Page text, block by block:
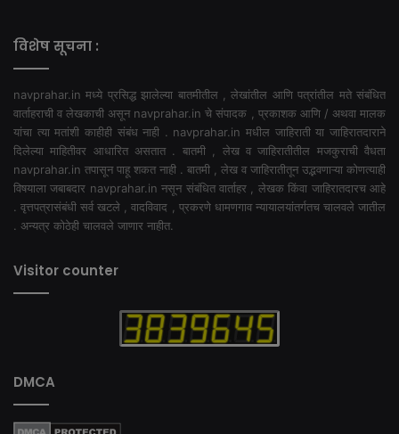
विशेष सूचना :
navprahar.in मध्ये प्रसिद्ध झालेल्या बातमीतील , लेखांतील आणि पत्रांतील मते संबंधित
वार्ताहराची व लेखकाची असून navprahar.in चे संपादक , प्रकाशक आणि / अथवा मालक
यांचा त्या मतांशी काहीही संबंध नाही . navprahar.in मधील जाहिराती या जाहिरातदाराने
दिलेल्या माहितीवर आधारित असतात . बातमी , लेख व जाहिरातीतील मजकुराची वैधता
navprahar.in तपासून पाहू शकत नाही . बातमी , लेख व जाहिरातीतून उद्भवणाऱ्या कोणत्याही
विषयाला जबाबदार navprahar.in नसून संबंधित वार्ताहर , लेखक किंवा जाहिरातदारच आहे
. वृत्तपत्रासंबंधी सर्व खटले , वादविवाद , प्रकरणे धामणगाव न्यायालयांतर्गतच चालवले जातील
. अन्यत्र कोठेही चालवले जाणार नाहीत.
Visitor counter
DMCA